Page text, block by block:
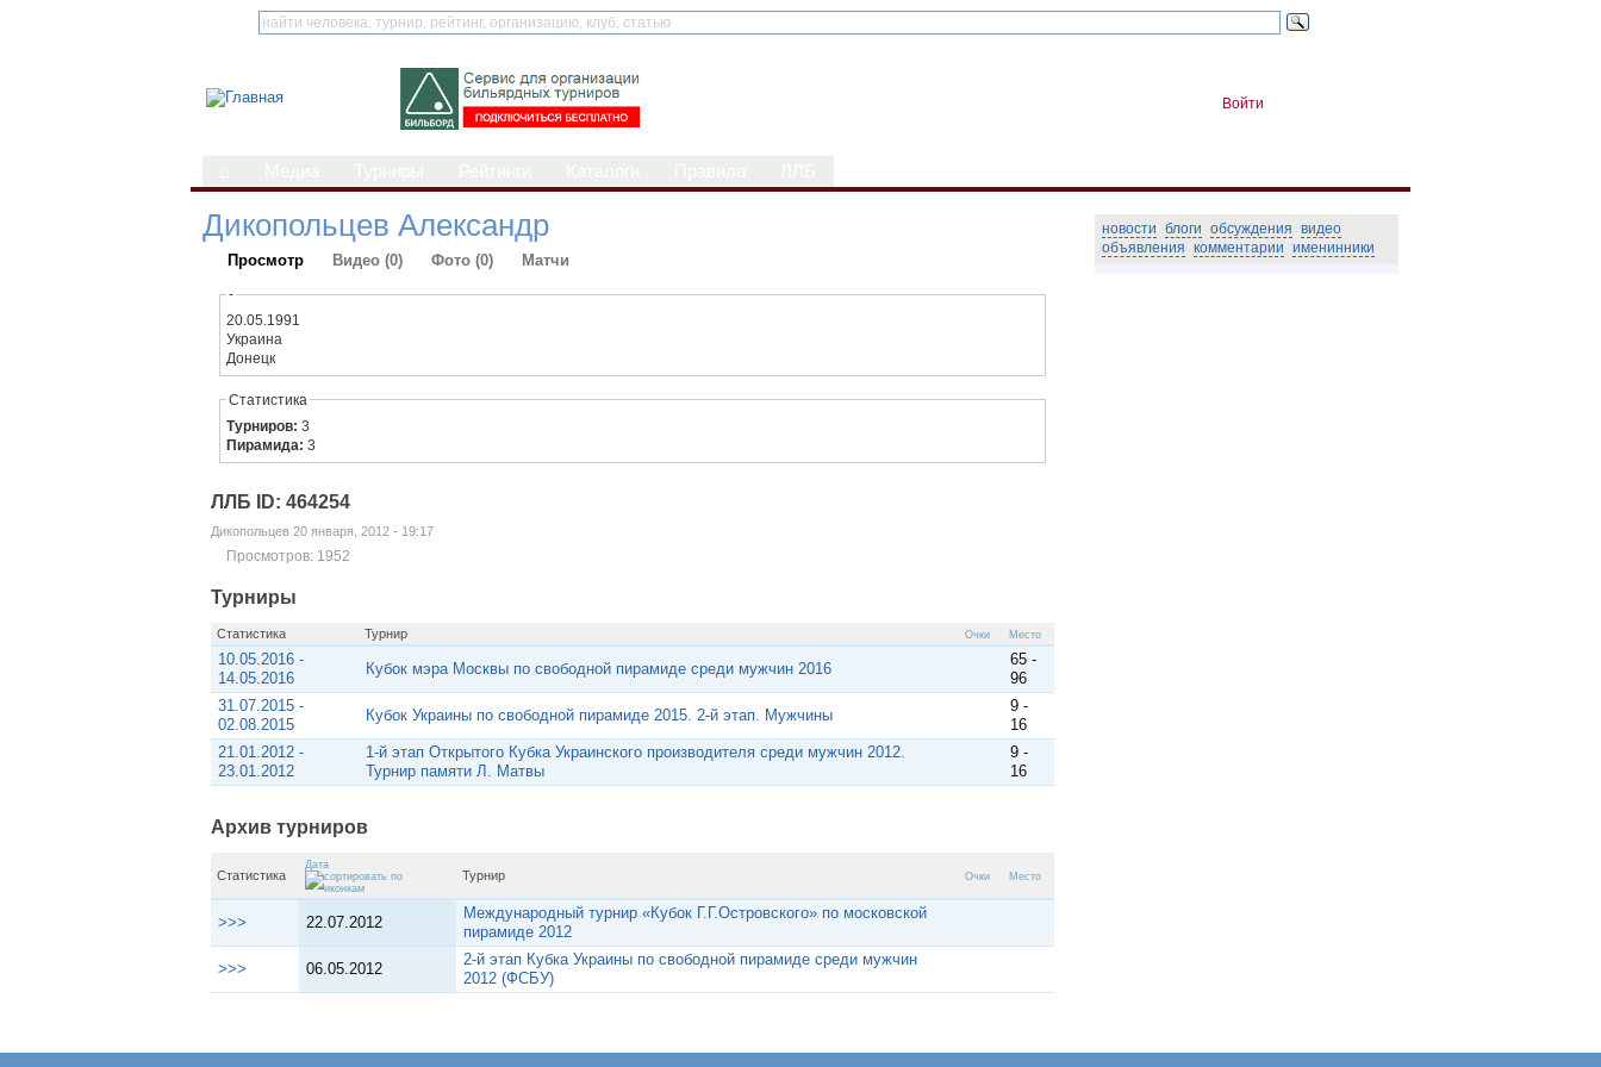
Войти
Дикопольцев Александр
Просмотр Видео (0) Фото (0) Матчи
-
20.05.1991
Украина
Донецк
Статистика
Турниров:3
Пирамида:3
ЛЛБ ID: 464254
Дикопольцев 20 января, 2012 - 19:17
Просмотров: 1952
Турниры
Статистика Турнир Очки Место
10.05.2016 -
14.05.2016
Кубок мэра Москвы по свободной пирамиде среди мужчин 2016
65 -
96
31.07.2015 -
02.08.2015
Кубок Украины по свободной пирамиде 2015. 2-й этап. Мужчины
9 -
16
21.01.2012 -
23.01.2012
1-й этап Открытого Кубка Украинского производителя среди мужчин 2012.
Турнир памяти Л. Матвы
9 -
16
Архив турниров
Статистика
Дата
Турнир Очки Место
>>> 22.07.2012
Международный турнир «Кубок Г.Г.Островского» по московской
пирамиде 2012
>>> 06.05.2012
2-й этап Кубка Украины по свободной пирамиде среди мужчин
2012 (ФСБУ)
новости блоги обсуждения видео
объявления комментарии именинники